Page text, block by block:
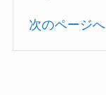
次のページへ